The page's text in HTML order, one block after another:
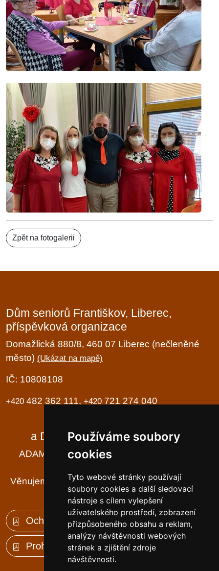
Používáme soubory
cookies
Tyto webové stránky používají
soubory cookies a další sledovací
nástroje s cílem vylepšení
uživatelského prostředí, zobrazení
přizpůsobeného obsahu a reklam,
analýzy návštěvnosti webových
stránek a zjištění zdroje
návštěvnosti.
Zpět na fotogalerii
Dům seniorů Františkov, Liberec,
příspěvková organizace
Domažlická 880/8, 460 07 Liberec (nečleněné
město) (Ukázat na mapě)
IČ: 10808108
+420 482 362 111, +420 721 274 040
a Domov se zvláštním režimem
ADAM, BÁRA, CILKA - tři jména, tři domy ...
Věnujeme se své práci tak, aby DŮM byl našim
klientům DOMOVEM
Ochrana osobních údajů (GDPR)
Prohlášení o přístupnosti